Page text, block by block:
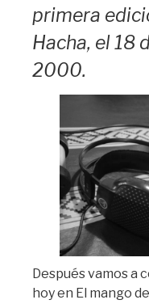
primera
Hacha, el 18
2000.
Después vamos a
hoy en El mango